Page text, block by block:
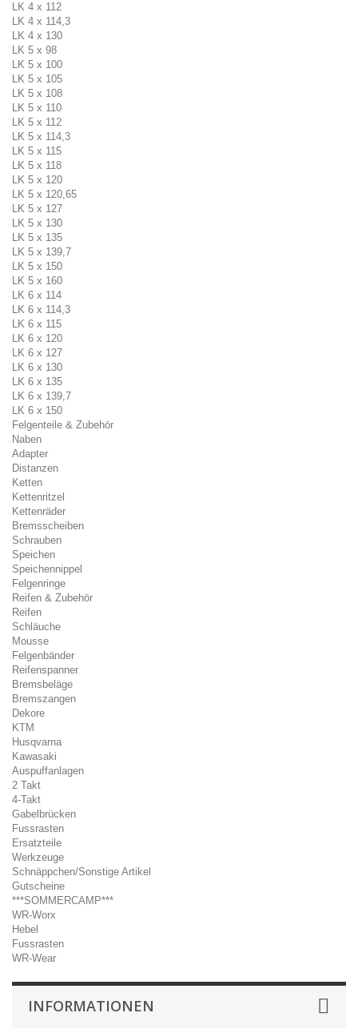
LK 4 x 112
LK 4 x 114,3
LK 4 x 130
LK 5 x 98
LK 5 x 100
LK 5 x 105
LK 5 x 108
LK 5 x 110
LK 5 x 112
LK 5 x 114,3
LK 5 x 115
LK 5 x 118
LK 5 x 120
LK 5 x 120,65
LK 5 x 127
LK 5 x 130
LK 5 x 135
LK 5 x 139,7
LK 5 x 150
LK 5 x 160
LK 6 x 114
LK 6 x 114,3
LK 6 x 115
LK 6 x 120
LK 6 x 127
LK 6 x 130
LK 6 x 135
LK 6 x 139,7
LK 6 x 150
Felgenteile & Zubehör
Naben
Adapter
Distanzen
Ketten
Kettenritzel
Kettenräder
Bremsscheiben
Schrauben
Speichen
Speichennippel
Felgenringe
Reifen & Zubehör
Reifen
Schläuche
Mousse
Felgenbänder
Reifenspanner
Bremsbeläge
Bremszangen
Dekore
KTM
Husqvarna
Kawasaki
Auspuffanlagen
2 Takt
4-Takt
Gabelbrücken
Fussrasten
Ersatzteile
Werkzeuge
Schnäppchen/Sonstige Artikel
Gutscheine
***SOMMERCAMP***
WR-Worx
Hebel
Fussrasten
WR-Wear
INFORMATIONEN